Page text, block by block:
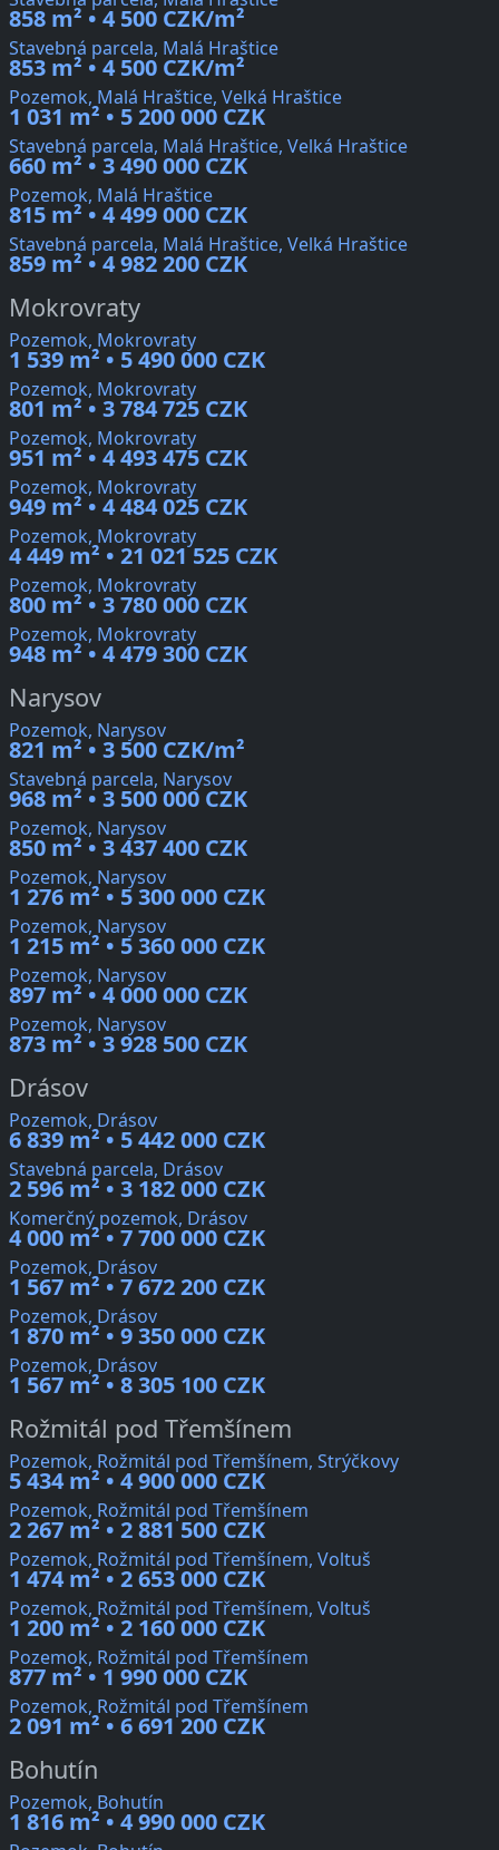
858 m² • 4 500 CZK/m²
Stavebná parcela, Malá Hraštice
853 m² • 4 500 CZK/m²
Pozemok, Malá Hraštice, Velká Hraštice
1 031 m² • 5 200 000 CZK
Stavebná parcela, Malá Hraštice, Velká Hraštice
660 m² • 3 490 000 CZK
Pozemok, Malá Hraštice
815 m² • 4 499 000 CZK
Stavebná parcela, Malá Hraštice, Velká Hraštice
859 m² • 4 982 200 CZK
Mokrovraty
Pozemok, Mokrovraty
1 539 m² • 5 490 000 CZK
Pozemok, Mokrovraty
801 m² • 3 784 725 CZK
Pozemok, Mokrovraty
951 m² • 4 493 475 CZK
Pozemok, Mokrovraty
949 m² • 4 484 025 CZK
Pozemok, Mokrovraty
4 449 m² • 21 021 525 CZK
Pozemok, Mokrovraty
800 m² • 3 780 000 CZK
Pozemok, Mokrovraty
948 m² • 4 479 300 CZK
Narysov
Pozemok, Narysov
821 m² • 3 500 CZK/m²
Stavebná parcela, Narysov
968 m² • 3 500 000 CZK
Pozemok, Narysov
850 m² • 3 437 400 CZK
Pozemok, Narysov
1 276 m² • 5 300 000 CZK
Pozemok, Narysov
1 215 m² • 5 360 000 CZK
Pozemok, Narysov
897 m² • 4 000 000 CZK
Pozemok, Narysov
873 m² • 3 928 500 CZK
Drásov
Pozemok, Drásov
6 839 m² • 5 442 000 CZK
Stavebná parcela, Drásov
2 596 m² • 3 182 000 CZK
Komerčný pozemok, Drásov
4 000 m² • 7 700 000 CZK
Pozemok, Drásov
1 567 m² • 7 672 200 CZK
Pozemok, Drásov
1 870 m² • 9 350 000 CZK
Pozemok, Drásov
1 567 m² • 8 305 100 CZK
Rožmitál pod Třemšínem
Pozemok, Rožmitál pod Třemšínem, Strýčkovy
5 434 m² • 4 900 000 CZK
Pozemok, Rožmitál pod Třemšínem
2 267 m² • 2 881 500 CZK
Pozemok, Rožmitál pod Třemšínem, Voltuš
1 474 m² • 2 653 000 CZK
Pozemok, Rožmitál pod Třemšínem, Voltuš
1 200 m² • 2 160 000 CZK
Pozemok, Rožmitál pod Třemšínem
877 m² • 1 990 000 CZK
Pozemok, Rožmitál pod Třemšínem
2 091 m² • 6 691 200 CZK
Bohutín
Pozemok, Bohutín
1 816 m² • 4 990 000 CZK